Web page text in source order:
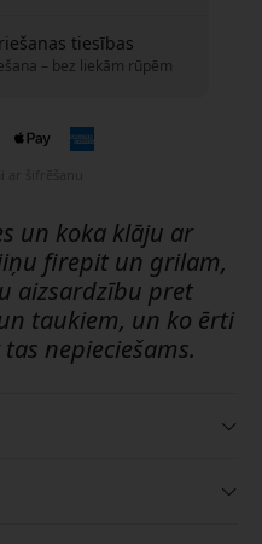
tiesības
– bez liekām rūpēm
un koka klāju ar
firepit un grilam,
aizsardzību pret
taukiem, un ko ērti
nepieciešams.